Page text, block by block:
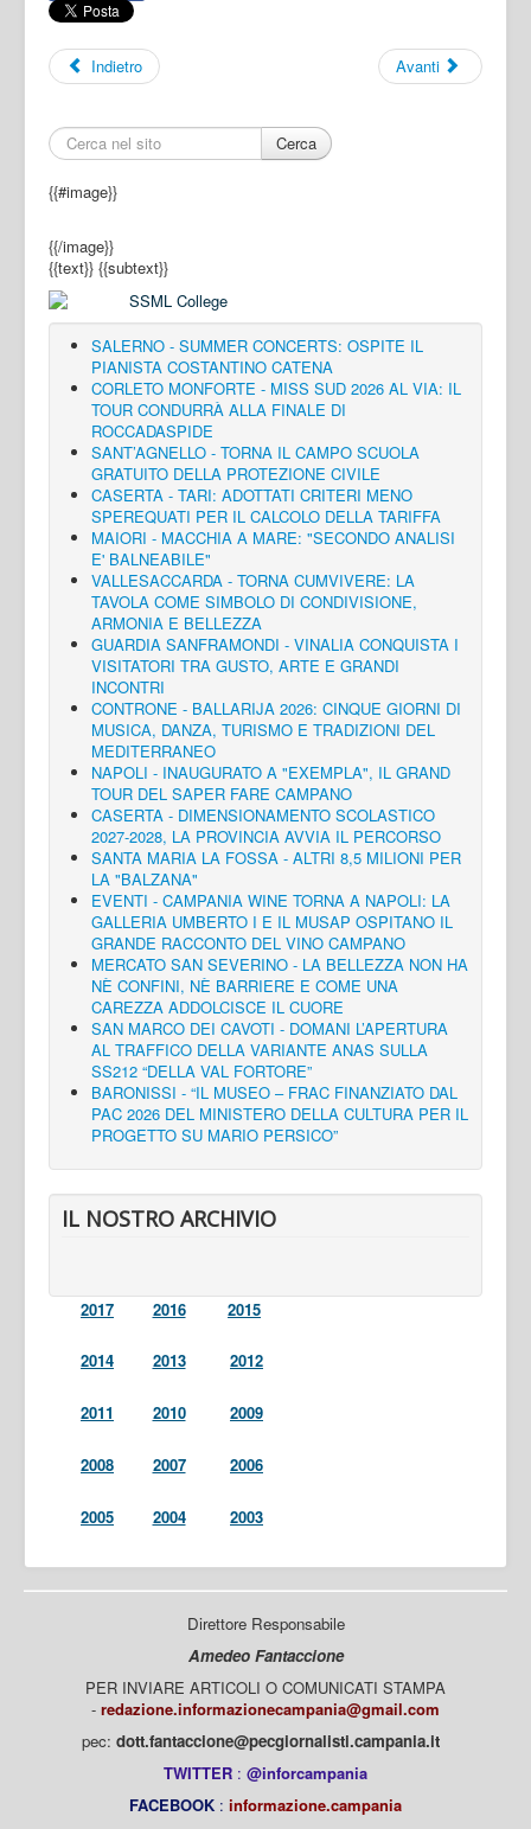
Indietro Avanti
Cerca
{{#image}}
{{/image}}
{{text}} {{subtext}}
SALERNO - SUMMER CONCERTS: OSPITE IL
PIANISTA COSTANTINO CATENA
CORLETO MONFORTE - MISS SUD 2026 AL VIA: IL
TOUR CONDURRÀ ALLA FINALE DI
ROCCADASPIDE
SANT’AGNELLO - TORNA IL CAMPO SCUOLA
GRATUITO DELLA PROTEZIONE CIVILE
CASERTA - TARI: ADOTTATI CRITERI MENO
SPEREQUATI PER IL CALCOLO DELLA TARIFFA
MAIORI - MACCHIA A MARE: "SECONDO ANALISI
E' BALNEABILE"
VALLESACCARDA - TORNA CUMVIVERE: LA
TAVOLA COME SIMBOLO DI CONDIVISIONE,
ARMONIA E BELLEZZA
GUARDIA SANFRAMONDI - VINALIA CONQUISTA I
VISITATORI TRA GUSTO, ARTE E GRANDI
INCONTRI
CONTRONE - BALLARIJA 2026: CINQUE GIORNI DI
MUSICA, DANZA, TURISMO E TRADIZIONI DEL
MEDITERRANEO
NAPOLI - INAUGURATO A "EXEMPLA", IL GRAND
TOUR DEL SAPER FARE CAMPANO
CASERTA - DIMENSIONAMENTO SCOLASTICO
2027-2028, LA PROVINCIA AVVIA IL PERCORSO
SANTA MARIA LA FOSSA - ALTRI 8,5 MILIONI PER
LA "BALZANA"
EVENTI - CAMPANIA WINE TORNA A NAPOLI: LA
GALLERIA UMBERTO I E IL MUSAP OSPITANO IL
GRANDE RACCONTO DEL VINO CAMPANO
MERCATO SAN SEVERINO - LA BELLEZZA NON HA
NÈ CONFINI, NÈ BARRIERE E COME UNA
CAREZZA ADDOLCISCE IL CUORE
SAN MARCO DEI CAVOTI - DOMANI L’APERTURA
AL TRAFFICO DELLA VARIANTE ANAS SULLA
SS212 “DELLA VAL FORTORE”
BARONISSI - “IL MUSEO – FRAC FINANZIATO DAL
PAC 2026 DEL MINISTERO DELLA CULTURA PER IL
PROGETTO SU MARIO PERSICO”
IL NOSTRO ARCHIVIO
2017 2016 2015
2014 2013 2012
2011 2010 2009
2008 2007 2006
2005 2004 2003
Direttore Responsabile
Amedeo Fantaccione
PER INVIARE ARTICOLI O COMUNICATI STAMPA
- redazione.informazionecampania@gmail.com
pec: dott.fantaccione@pecgiornalisti.campania.it
TWITTER : @inforcampania
FACEBOOK : informazione.campania